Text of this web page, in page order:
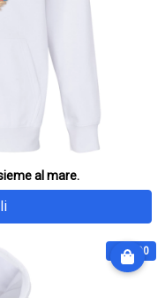
al mare.
€ 64.90